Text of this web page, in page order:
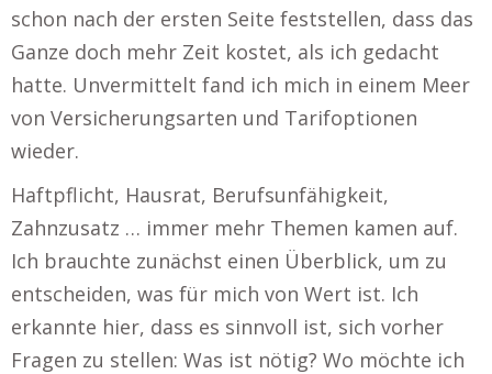
schon nach der ersten Seite feststellen, dass das
Ganze doch mehr Zeit kostet, als ich gedacht
hatte. Unvermittelt fand ich mich in einem Meer
von Versicherungsarten und Tarifoptionen
wieder.
Haftpflicht, Hausrat, Berufsunfähigkeit,
Zahnzusatz … immer mehr Themen kamen auf.
Ich brauchte zunächst einen Überblick, um zu
entscheiden, was für mich von Wert ist. Ich
erkannte hier, dass es sinnvoll ist, sich vorher
Fragen zu stellen: Was ist nötig? Wo möchte ich